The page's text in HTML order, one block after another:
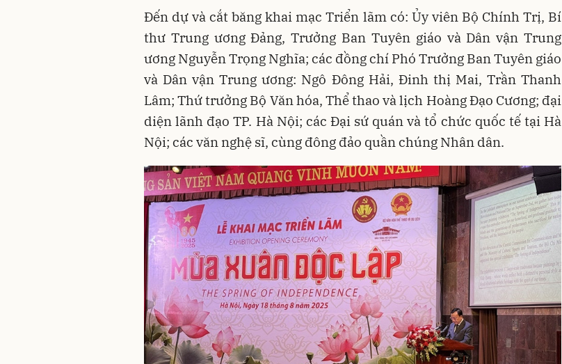
Đến dự và cắt băng khai mạc Triển lãm có: Ủy viên Bộ Chính Trị, Bí
thư Trung ương Đảng, Trưởng Ban Tuyên giáo và Dân vận Trung
ương Nguyễn Trọng Nghĩa; các đồng chí Phó Trưởng Ban Tuyên giáo
và Dân vận Trung ương: Ngô Đông Hải, Đinh thị Mai, Trần Thanh
Lâm;Thứ trưởng Bộ Văn hóa, Thể thao và lịch Hoàng Đạo Cương; đại
diện lãnh đạo TP. Hà Nội; các Đại sứ quán và tổ chức quốc tế tại Hà
Nội; các văn nghệ sĩ, cùng đông đảo quần chúng Nhân dân.